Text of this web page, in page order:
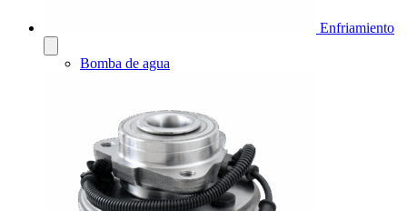
Enfriamiento
Bomba de agua